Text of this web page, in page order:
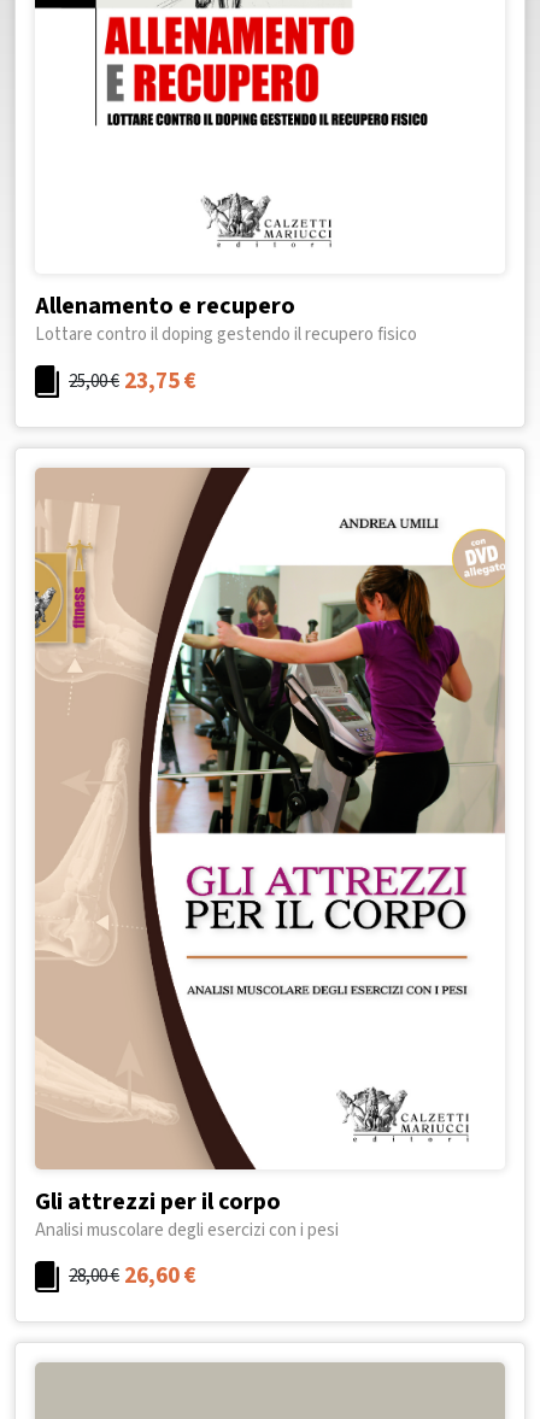
Allenamento e recupero
Lottare contro il doping gestendo il recupero fisico
25,00€ 23,75€
Gli attrezzi per il corpo
Analisi muscolare degli esercizi con i pesi
28,00€ 26,60€